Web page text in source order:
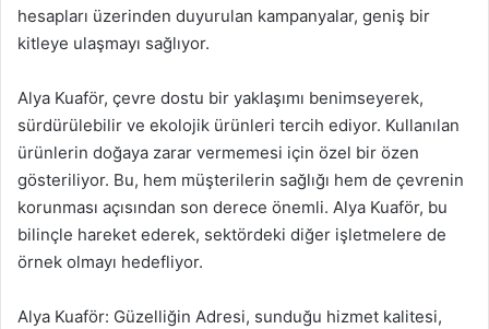
hesapları üzerinden duyurulan kampanyalar, geniş bir
kitleye ulaşmayı sağlıyor.
Alya Kuaför, çevre dostu bir yaklaşımı benimseyerek,
sürdürülebilir ve ekolojik ürünleri tercih ediyor. Kullanılan
ürünlerin doğaya zarar vermemesi için özel bir özen
gösteriliyor. Bu, hem müşterilerin sağlığı hem de çevrenin
korunması açısından son derece önemli. Alya Kuaför, bu
bilinçle hareket ederek, sektördeki diğer işletmelere de
örnek olmayı hedefliyor.
Alya Kuaför: Güzelliğin Adresi, sunduğu hizmet kalitesi,